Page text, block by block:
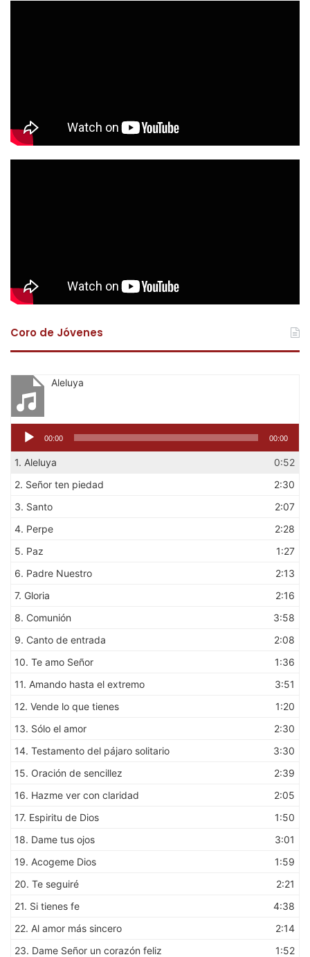
Coro de Jóvenes
Aleluya
Reproductor
audio
00:00 00:00
1. Aleluya
0:52
2. Señor ten piedad
2:30
3. Santo
2:07
4. Perpe
2:28
5. Paz
1:27
6. Padre Nuestro
2:13
7. Gloria
2:16
8. Comunión
3:58
9. Canto de entrada
2:08
10. Te amo Señor
1:36
11. Amando hasta el extremo
3:51
12. Vende lo que tienes
1:20
13. Sólo el amor
2:30
14. Testamento del pájaro solitario
3:30
15. Oración de sencillez
2:39
16. Hazme ver con claridad
2:05
17. Espiritu de Dios
1:50
18. Dame tus ojos
3:01
19. Acogeme Dios
1:59
20. Te seguiré
2:21
21. Si tienes fe
4:38
22. Al amor más sincero
2:14
23. Dame Señor un corazón feliz
1:52